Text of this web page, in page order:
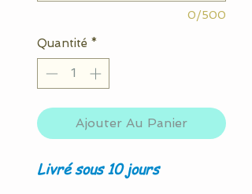
0/500
Quantité *
Ajouter Au Panier
Livré sous 10 jours